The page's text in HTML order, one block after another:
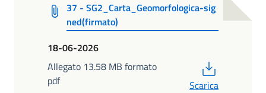
37 - SG2_Carta_Geomorfologica-sig
ned(firmato)
18-06-2026
Allegato 13.58 MB formato
pdf
Scarica